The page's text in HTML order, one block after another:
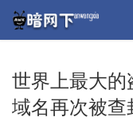
世界上最大
域名再次被查